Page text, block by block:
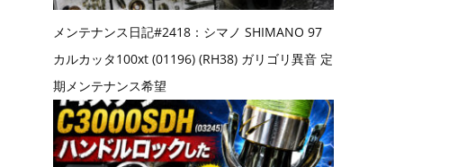
メンテナンス日記#2418：シマノ SHIMANO 97
カルカッタ100xt (01196) (RH38) ガリゴリ異音 定
期メンテナンス希望